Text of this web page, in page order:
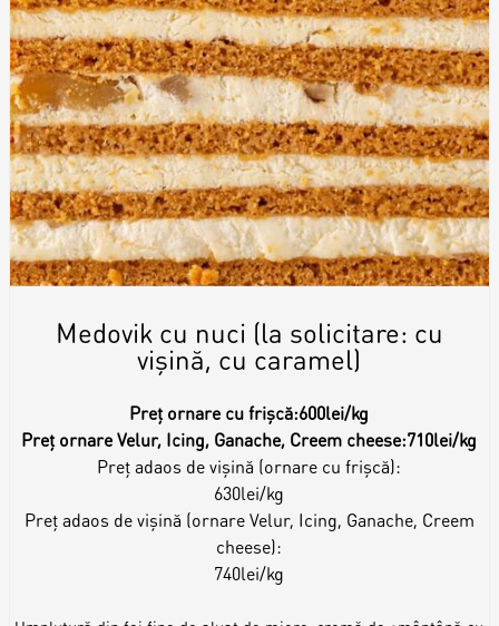
Medovik cu nuci (la solicitare: cu
vișină, cu caramel)
Preț ornare cu frișcă:600lei/kg
Preț ornare Velur, Icing, Ganache, Creem cheese:710lei/kg
Preț adaos de vișină (ornare cu frișcă):
630lei/kg
Preț adaos de vișină (ornare Velur, Icing, Ganache, Creem
cheese):
740lei/kg